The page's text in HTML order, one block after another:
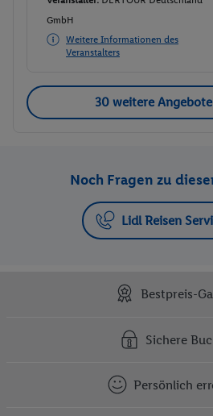
GmbH
Weitere Informationen des
Veranstalters
30 weitere
Noch Fragen zu
Lidl Reisen
Bestpreis-
Sichere
Persönlich